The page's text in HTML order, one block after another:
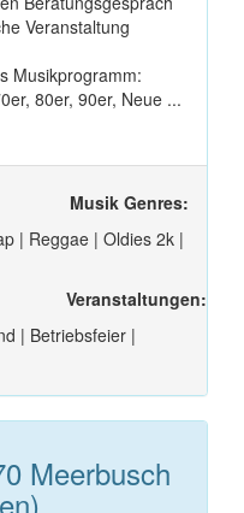
Veranstaltung
Musikprogramm:
80er, 90er, Neue ...
Musik Genres:
| Reggae | Oldies 2k |
Veranstaltungen:
| Betriebsfeier |
Meerbusch